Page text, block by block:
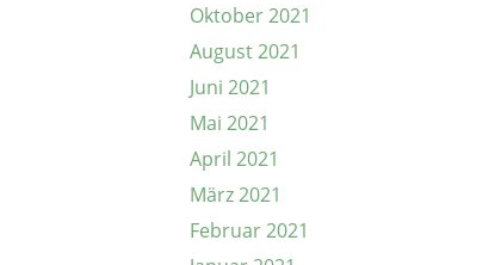
Oktober 2021
August 2021
Juni 2021
Mai 2021
April 2021
März 2021
Februar 2021